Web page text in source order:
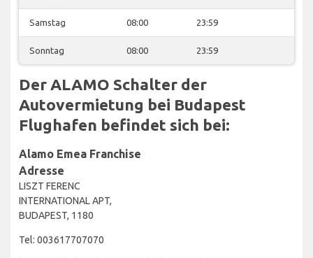
Samstag 08:00 23:59
Sonntag 08:00 23:59
Der ALAMO Schalter der
Autovermietung bei Budapest
Flughafen befindet sich bei:
Alamo Emea Franchise
Adresse
LISZT FERENC
INTERNATIONAL APT,
BUDAPEST, 1180
Tel: 003617707070